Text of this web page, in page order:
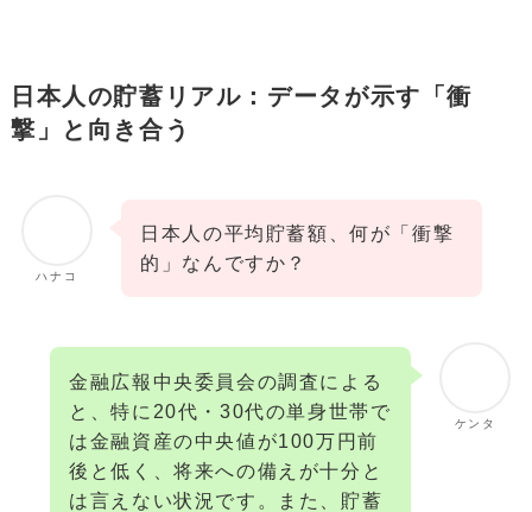
日本人の貯蓄リアル：データが示す「衝
撃」と向き合う
ハナコ
日本人の平均貯蓄額、何が「衝撃
的」なんですか？
ケンタ
金融広報中央委員会の調査による
と、特に20代・30代の単身世帯で
は金融資産の中央値が100万円前
後と低く、将来への備えが十分と
は言えない状況です。また、貯蓄